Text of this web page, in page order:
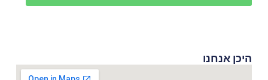
היכן אנחנו